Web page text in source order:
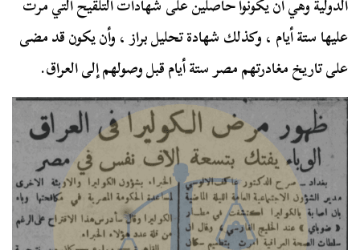
عليها ستة أيام ، وكذلك شهادة تحليل براز ، وأن يكون قد مضى
على تاريخ مغادرتهم مصر ستة أيام قبل وصولهم إلى العراق.